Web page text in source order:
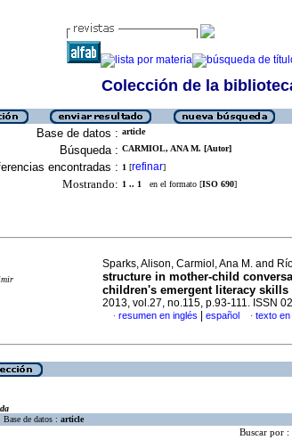
Colección de la
Base de datos : article
Búsqueda : CARMIOL, ANA M. [Autor]
encontradas : 1 [refinar]
Mostrando: 1 .. 1 en el formato [ISO 690]
Sparks, Alison, Carmiol, Ana M. and
structure in mother-child
children's emergent literacy skills
2013, vol.27, no.115, p.93-111. ISSN
· resumen en inglés español · texto en
Base de datos : article
Buscar por :